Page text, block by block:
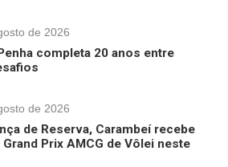
de 2026
completa 20 anos entre
de 2026
de Reserva, Carambeí recebe
Grand Prix AMCG de Vôlei neste